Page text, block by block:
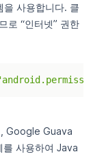
을 사용합니다. 클
로 “인터넷” 권한
, Google Guava
를 사용하여 Java